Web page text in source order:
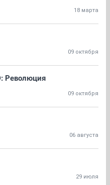
18 марта
09 октября
Революция
09 октября
06 августа
29 июля